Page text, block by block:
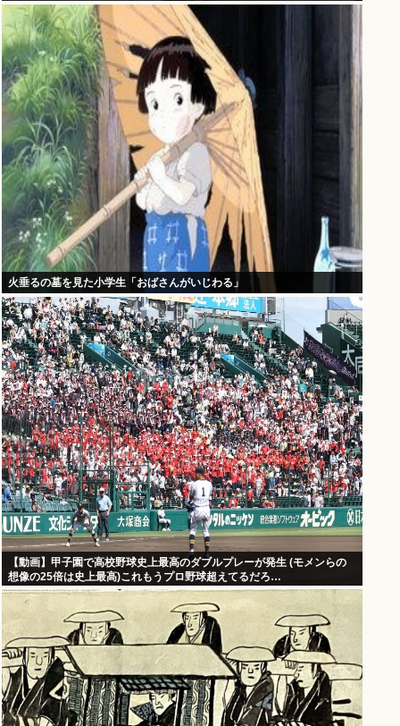
火垂るの墓を見た小学生「おばさんがいじわる」
【動画】甲子園で高校野球史上最高のダブルプレーが発生 (モメンらの
想像の25倍は史上最高)これもうプロ野球超えてるだろ…